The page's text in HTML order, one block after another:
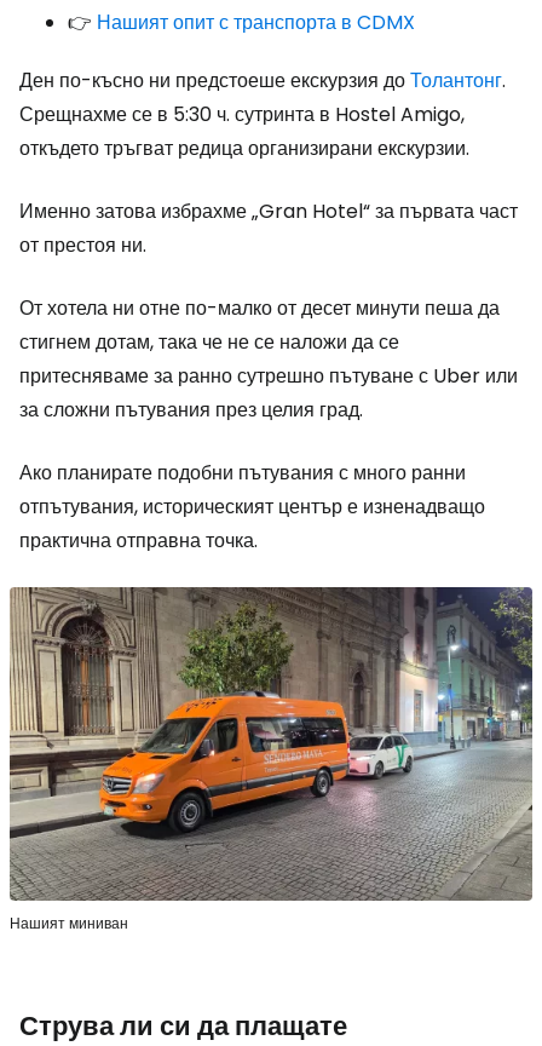
👉 Нашият опит с транспорта в CDMX
Ден по-късно ни предстоеше екскурзия доТолантонг.
Срещнахме се в 5:30 ч. сутринта в Hostel Amigo,
откъдето тръгват редица организирани екскурзии.
Именно затова избрахме „Gran Hotel“ за първата част
от престоя ни.
От хотела ни отне по-малко от десет минути пеша да
стигнем дотам, така че не се наложи да се
притесняваме за ранно сутрешно пътуване с Uber или
за сложни пътувания през целия град.
Ако планирате подобни пътувания с много ранни
отпътувания, историческият център е изненадващо
практична отправна точка.
Нашият миниван
Струва ли си да плащате